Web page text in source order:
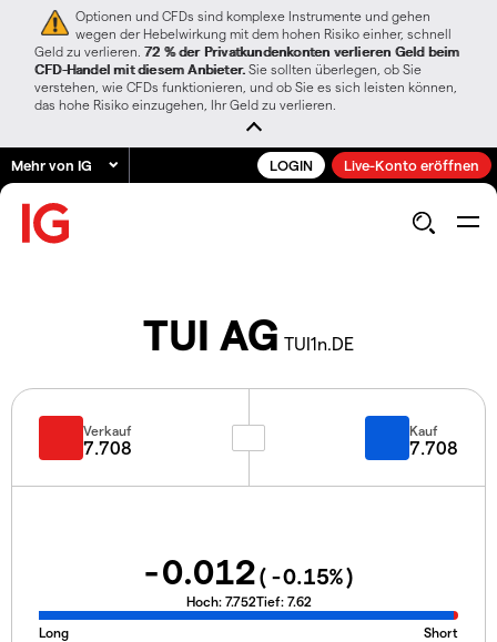
Optionen und CFDs sind komplexe Instrumente und gehen
wegen der Hebelwirkung mit dem hohen Risiko einher, schnell
Geld zu verlieren. 72 % der Privatkundenkonten verlieren Geld beim
CFD-Handel mit diesem Anbieter. Sie sollten überlegen, ob Sie
verstehen, wie CFDs funktionieren, und ob Sie es sich leisten können,
das hohe Risiko einzugehen, Ihr Geld zu verlieren.
Mehr von IG LOGIN Live-Konto eröffnen
TUI AG TUI1n.DE
Verkauf
7.708
Kauf
7.708
-0.012( -0.15%)
Hoch: 7.752Tief: 7.62
Long
Short